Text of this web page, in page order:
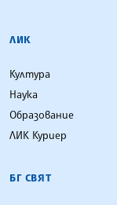
ЛИК
Култура
Наука
Образование
ЛИК Куриер
БГ СВЯТ